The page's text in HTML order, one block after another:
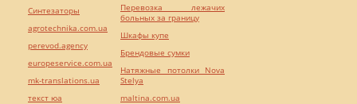
Синтезаторы
agrotechnika.com.ua
perevod.agency
europeservice.com.ua
mk-translations.ua
текст юа
Перевозка лежачих
больных за границу
Шкафы купе
Брендовые сумки
Натяжные потолки Nova
Stelya
maltina.com.ua